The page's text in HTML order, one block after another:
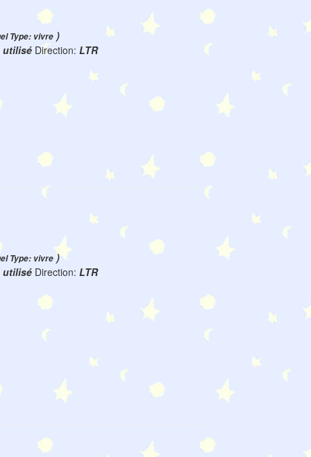
Type: vivre )
utilisé Direction: LTR
Type: vivre)
utilisé Direction: LTR